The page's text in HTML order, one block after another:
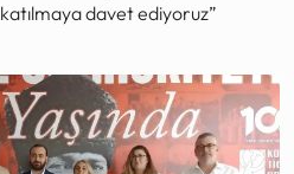
davet ediyoruz”